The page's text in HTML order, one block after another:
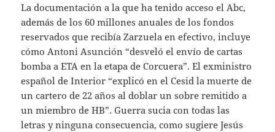
La documentación a la que ha tenido acceso el Abc,
además de los 60 millones anuales de los fondos
reservados que recibía Zarzuela en efectivo, incluye
cómo Antoni Asunción “desveló el envío de cartas
bomba a ETA en la etapa de Corcuera”. El exministro
español de Interior “explicó en el Cesid la muerte de
un cartero de 22 años al doblar un sobre remitido a
un miembro de HB”. Guerra sucia con todas las
letras y ninguna consecuencia, como sugiere Jesús